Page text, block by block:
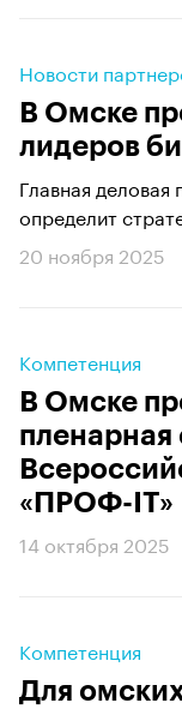
Новости
В Омске
лидеров
Главная
определит
20 ноября 2025
Компетенция
В Омске
пленарная
«ПРОФ-IT»
14 октября 2025
Компетенция
Для